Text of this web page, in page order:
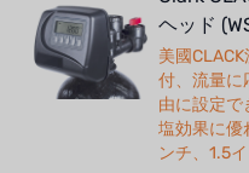
ヘッド
美國
付、流量に
由に設定で
塩効果に優
ンチ、1.5